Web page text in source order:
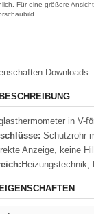
Für eine größere
Downloads
in V-
Schutzrohr
Anzeige, keine
Heizungstechnik,